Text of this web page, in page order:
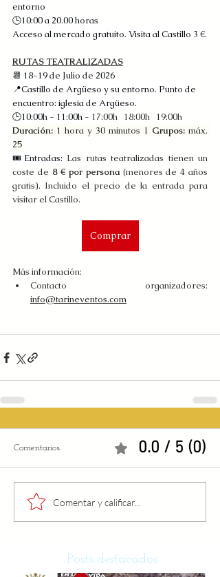
entorno
🕒10:00 a 20.00 horas
Acceso al mercado gratuito. Visita al Castillo 3 €.
RUTAS TEATRALIZADAS
📆 18-19 de Julio de 2026
📍Castillo de Argüeso y su entorno. Punto de
encuentro: iglesia de Argüeso.
🕒10:00h - 11:00h - 17:00h   18:00h   19:00h
Duración: 1 hora y 30 minutos | Grupos: máx.
25
🎟️Entradas: Las rutas teatralizadas tienen un
coste de 8 € por persona (menores de 4 años
gratis). Incluido el precio de la entrada para
visitar el Castillo.
Comprar
Más información:
info@tarineventos.com
Comentarios 0.0 / 5 (0)
Comentar y calificar...
Posts destacados